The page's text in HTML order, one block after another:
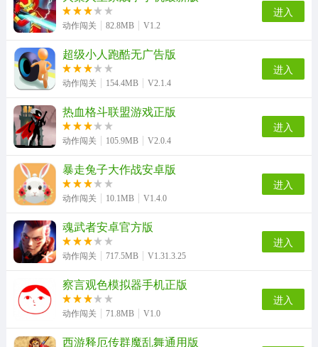
黑色走廊2安卓免费版
动作闯关 82.8MB V1.2
进入
超级小人跑酷无广告版
动作闯关 154.4MB V2.1.4
进入
热血格斗联盟游戏正版
动作闯关 105.9MB V2.0.4
进入
暴走兔子大作战安卓版
动作闯关 10.1MB V1.4.0
进入
魂武者安卓官方版
动作闯关 717.5MB V1.31.3.25
进入
察言观色模拟器手机正版
动作闯关 71.8MB V1.0
进入
西游释厄传群魔乱舞通用版